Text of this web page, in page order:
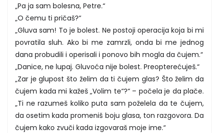
„Pa ja sam bolesna, Petre.“
„O čemu ti pričaš?“
„Gluva sam! To je bolest. Ne postoji operacija koja bi mi
povratila sluh. Ako bi me zamrzli, onda bi me jednog
dana probudili i operisali i ponovo bih mogla da čujem.“
„Danice, ne lupaj. Gluvoća nije bolest. Preopterećuješ.“
„Zar je glupost što želim da ti čujem glas? Što želim da
čujem kada mi kažeš „Volim te“?“ – počela je da plače.
„Ti ne razumeš koliko puta sam poželela da te čujem,
da osetim kada promeniš boju glasa, ton razgovora. Da
čujem kako zvuči kada izgovaraš moje ime.“